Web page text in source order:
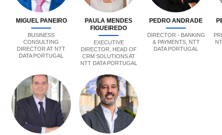
MIGUEL PANEIRO
BUSINESS
CONSULTING
DIRECTOR AT NTT
DATA PORTUGAL
PAULA MENDES
FIGUEIREDO
EXECUTIVE
DIRECTOR, HEAD OF
CRM SOLUTIONS AT
NTT DATA PORTUGAL
PEDRO ANDRADE
DIRECTOR - BANKING
& PAYMENTS, NTT
DATA PORTUGAL